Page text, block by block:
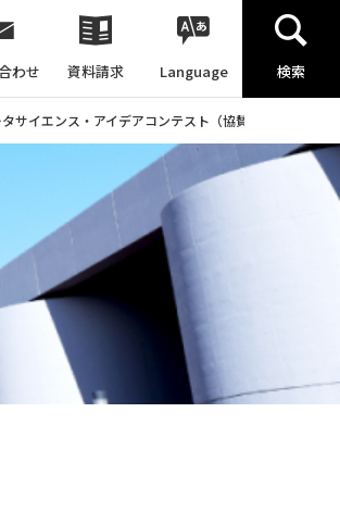
わせ 資料請求 Language 検索
サイエンス・アイデアコンテスト（協賛マイナビ）